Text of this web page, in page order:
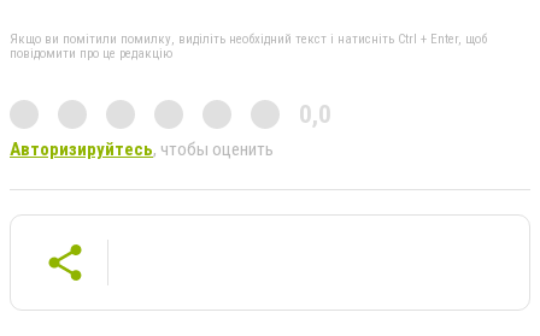
Якщо ви помітили помилку, виділіть необхідний текст і натисніть Ctrl + Enter, щоб
повідомити про це редакцію
0,0
Авторизируйтесь, чтобы оценить